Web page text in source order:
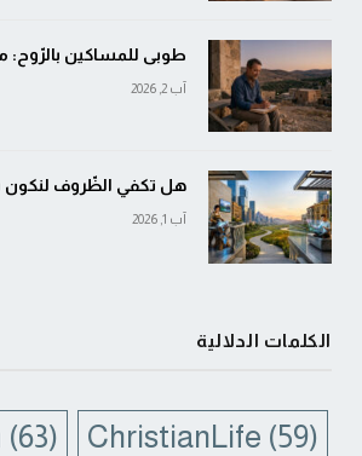
طوبى للمساكين بالرّوح:
آب 2, 2026
هل تكفي الظّروف لنكون
آب 1, 2026
الكلمات الدلالية
ChristianLife (59)
(63)